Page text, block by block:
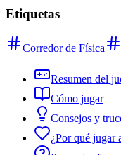
Etiquetas
Corredor de Física
Resumen del
Cómo jugar
Consejos y
¿Por qué jugar